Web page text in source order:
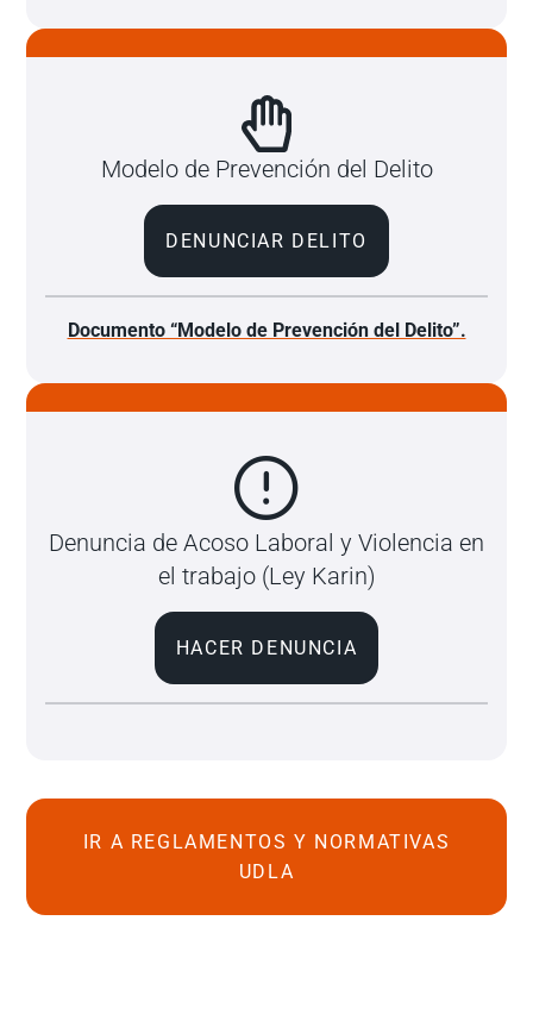
Modelo de Prevención del Delito
DENUNCIAR DELITO
Documento “Modelo de Prevención del Delito”.
Denuncia de Acoso Laboral y Violencia en
el trabajo (Ley Karin)
HACER DENUNCIA
IR A REGLAMENTOS Y NORMATIVAS
UDLA